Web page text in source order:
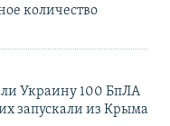
количество
Украину 100 БпЛА
запускали из Крыма